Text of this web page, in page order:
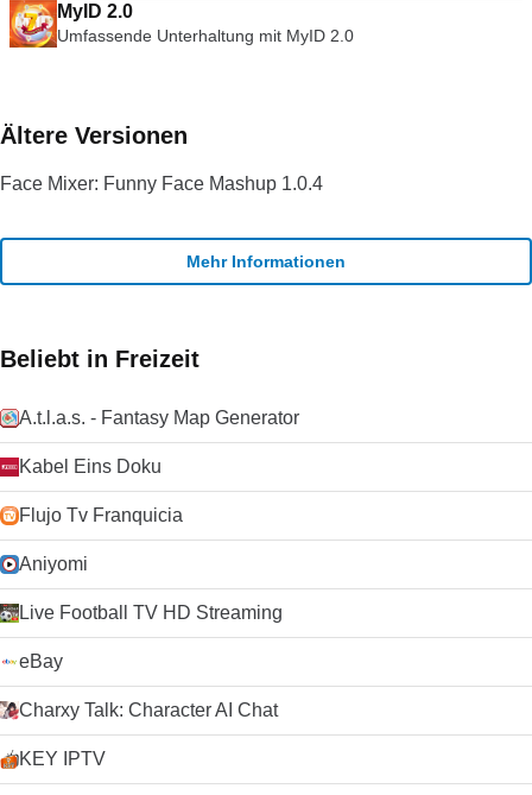
MyID 2.0
Umfassende Unterhaltung mit MyID 2.0
Ältere Versionen
Face Mixer: Funny Face Mashup 1.0.4
Mehr Informationen
Beliebt in Freizeit
A.t.l.a.s. - Fantasy Map Generator
Kabel Eins Doku
Flujo Tv Franquicia
Aniyomi
Live Football TV HD Streaming
eBay
Charxy Talk: Character AI Chat
KEY IPTV